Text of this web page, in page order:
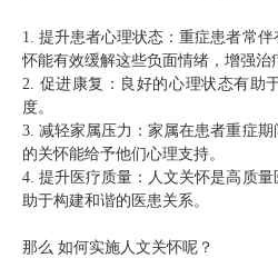
1. 提升患者心理状态：重症患者常
怀能有效缓解这些负面情绪，增强治
2. 促进康复：良好的心理状态有助
度。
3. 减轻家属压力：家属在患者重症
的关怀能给予他们心理支持。
4. 提升医疗质量：人文关怀是高质
助于构建和谐的医患关系。
那么 如何实施人文关怀呢？